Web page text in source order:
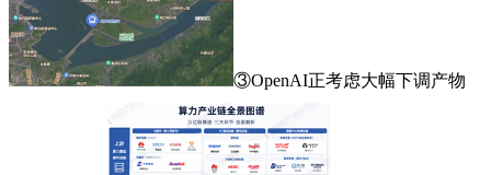
③OpenAI正考虑大幅下调产物